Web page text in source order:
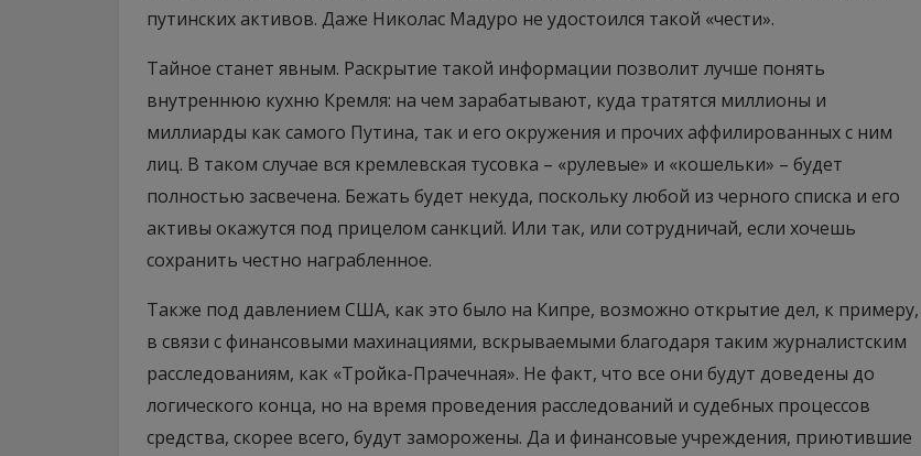
путинских активов. Даже Николас Мадуро не удостоился такой «чести».
Тайное станет явным. Раскрытие такой информации позволит лучше понять
внутреннюю кухню Кремля: на чем зарабатывают, куда тратятся миллионы и
миллиарды как самого Путина, так и его окружения и прочих аффилированных с ним
лиц. В таком случае вся кремлевская тусовка – «рулевые» и «кошельки» – будет
полностью засвечена. Бежать будет некуда, поскольку любой из черного списка и его
активы окажутся под прицелом санкций. Или так, или сотрудничай, если хочешь
сохранить честно награбленное.
Также под давлением США, как это было на Кипре, возможно открытие дел, к примеру,
в связи с финансовыми махинациями, вскрываемыми благодаря таким журналистским
расследованиям, как «Тройка-Прачечная». Не факт, что все они будут доведены до
логического конца, но на время проведения расследований и судебных процессов
средства, скорее всего, будут заморожены. Да и финансовые учреждения, приютившие